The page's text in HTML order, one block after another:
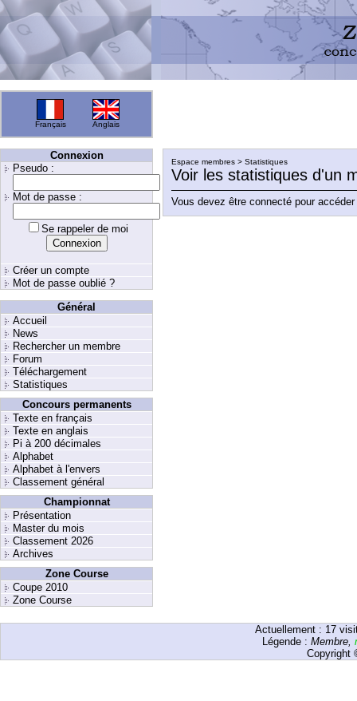
Français Anglais
Connexion
Pseudo :
Mot de passe :
Se rappeler de moi
Créer un compte
Mot de passe oublié ?
Général
Accueil
News
Rechercher un membre
Forum
Téléchargement
Statistiques
Concours permanents
Texte en français
Texte en anglais
Pi à 200 décimales
Alphabet
Alphabet à l'envers
Classement général
Championnat
Présentation
Master du mois
Classement 2026
Archives
Zone Course
Coupe 2010
Zone Course
Espace membres > Statistiques
Voir les statistiques d'un
Vous devez être connecté pour
Actuellement : 17
Légende : Membre,
Copyright